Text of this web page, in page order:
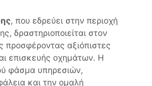
, που εδρεύει στην περιοχή
δραστηριοποιείται στον
προσφέροντας αξιόπιστες
επισκευής οχημάτων. Η
φάσμα υπηρεσιών,
και την ομαλή